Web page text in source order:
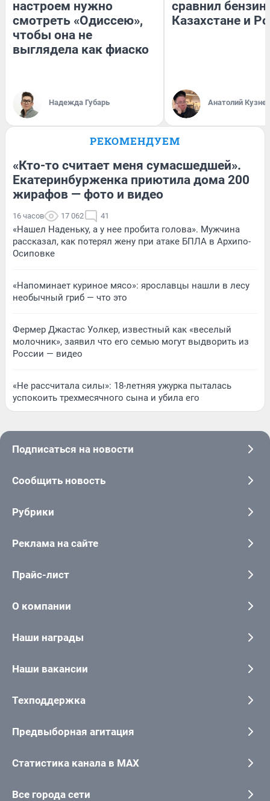
настроем нужно
смотреть «Одиссею»,
чтобы она не
выглядела как фиаско
Надежда Губарь
сравнил бензин
Казахстане и
Анатолий
РЕКОМЕНДУЕМ
«Кто-то считает меня сумасшедшей».
Екатеринбурженка приютила дома 200
жирафов — фото и видео
16 часов 17 062 41
«Нашел Наденьку, а у нее пробита голова». Мужчина
рассказал, как потерял жену при атаке БПЛА в Архипо-
Осиповке
«Напоминает куриное мясо»: ярославцы нашли в лесу
необычный гриб — что это
Фермер Джастас Уолкер, известный как «веселый
молочник», заявил что его семью могут выдворить из
России — видео
«Не рассчитала силы»: 18-летняя ужурка пыталась
успокоить трехмесячного сына и убила его
Подписаться на новости
Сообщить новость
Рубрики
Реклама на сайте
Прайс-лист
О компании
Наши награды
Наши вакансии
Техподдержка
Предвыборная агитация
Статистика канала в MAX
Все города сети